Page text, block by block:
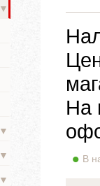
▼
▼
▼
▼
На
В